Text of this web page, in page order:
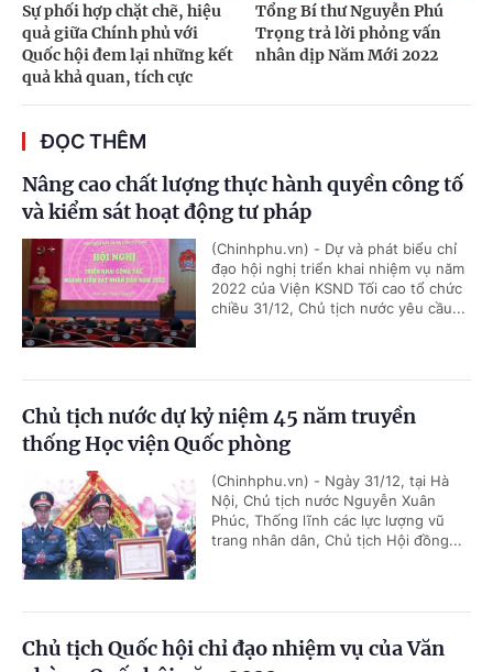
Sự phối hợp chặt chẽ, hiệu
quả giữa Chính phủ với
Quốc hội đem lại những kết
quả khả quan, tích cực
Tổng Bí thư Nguyễn Phú
Trọng trả lời phỏng vấn
nhân dịp Năm Mới 2022
ĐỌC THÊM
Nâng cao chất lượng thực hành quyền công tố
và kiểm sát hoạt động tư pháp
(Chinhphu.vn) - Dự và phát biểu chỉ
đạo hội nghị triển khai nhiệm vụ năm
2022 của Viện KSND Tối cao tổ chức
chiều 31/12, Chủ tịch nước yêu cầu...
Chủ tịch nước dự kỷ niệm 45 năm truyền
thống Học viện Quốc phòng
(Chinhphu.vn) - Ngày 31/12, tại Hà
Nội, Chủ tịch nước Nguyễn Xuân
Phúc, Thống lĩnh các lực lượng vũ
trang nhân dân, Chủ tịch Hội đồng...
Chủ tịch Quốc hội chỉ đạo nhiệm vụ của Văn